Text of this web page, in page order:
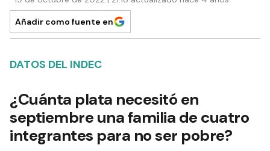
Añadir como fuente en
DATOS DEL INDEC
¿Cuánta plata necesitó en
septiembre una familia de cuatro
integrantes para no ser pobre?